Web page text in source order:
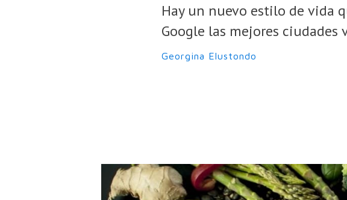
Hay un nuevo estilo de vida
Google las mejores ciudades
Georgina Elustondo